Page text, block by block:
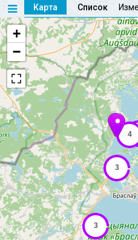
Карта Список
+
−